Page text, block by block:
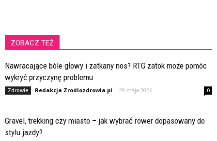
ZOBACZ TEŻ
Nawracające bóle głowy i zatkany nos? RTG zatok może pomóc
wykryć przyczynę problemu
Zdrowie Redakcja Zrodlozdrowia.pl - 29 maja 2026 0
Gravel, trekking czy miasto – jak wybrać rower dopasowany do
stylu jazdy?